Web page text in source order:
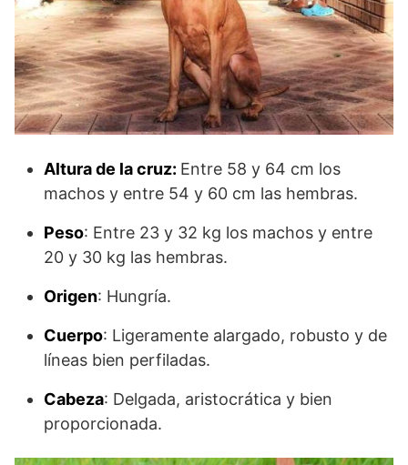
Altura de la cruz: Entre 58 y 64 cm los
machos y entre 54 y 60 cm las hembras.
Peso: Entre 23 y 32 kg los machos y entre
20 y 30 kg las hembras.
Origen: Hungría.
Cuerpo: Ligeramente alargado, robusto y de
líneas bien perfiladas.
Cabeza: Delgada, aristocrática y bien
proporcionada.